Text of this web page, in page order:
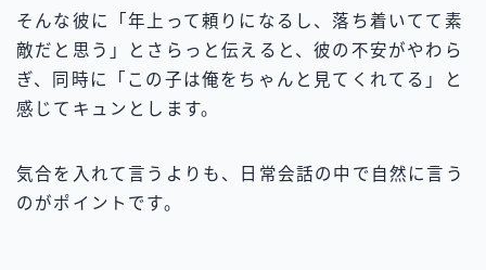
そんな彼に「年上って頼りになるし、落ち着いてて素
敵だと思う」とさらっと伝えると、彼の不安がやわら
ぎ、同時に「この子は俺をちゃんと見てくれてる」と
感じてキュンとします。
気合を入れて言うよりも、日常会話の中で自然に言う
のがポイントです。